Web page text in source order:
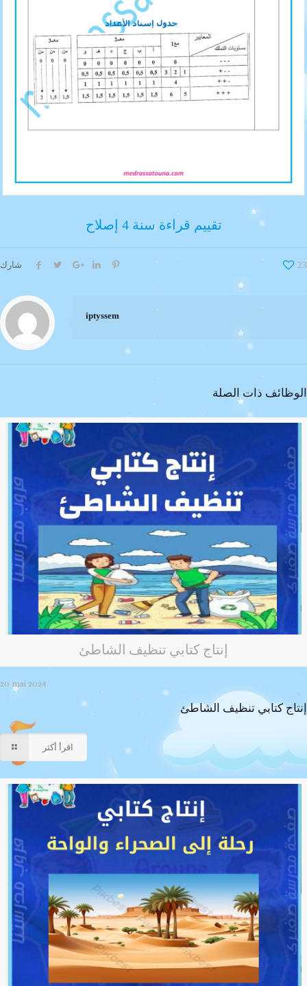
تقييم قراءة سنة 4 إصلاح
شارك 23
iptyssem
الوظائف ذات الصلة
إنتاج كتابي تنظيف الشاطئ
20 mai 2024
إنتاج كتابي تنظيف الشاطئ
اقرأ أكثر